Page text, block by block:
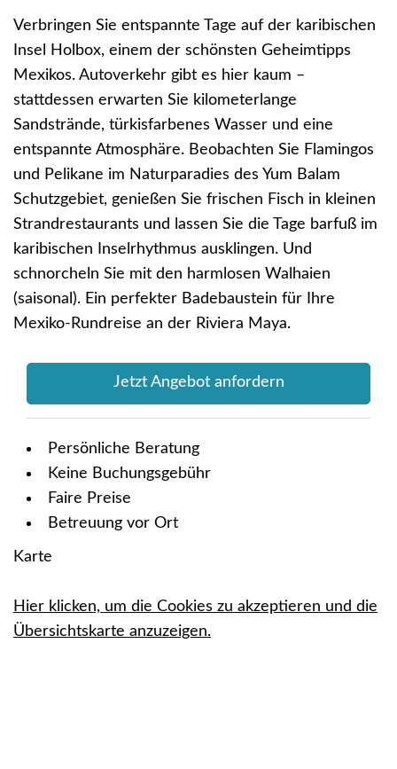
Verbringen Sie entspannte Tage auf der karibischen
Insel Holbox, einem der schönsten Geheimtipps
Mexikos. Autoverkehr gibt es hier kaum –
stattdessen erwarten Sie kilometerlange
Sandstrände, türkisfarbenes Wasser und eine
entspannte Atmosphäre. Beobachten Sie Flamingos
und Pelikane im Naturparadies des Yum Balam
Schutzgebiet, genießen Sie frischen Fisch in kleinen
Strandrestaurants und lassen Sie die Tage barfuß im
karibischen Inselrhythmus ausklingen. Und
schnorcheln Sie mit den harmlosen Walhaien
(saisonal). Ein perfekter Badebaustein für Ihre
Mexiko-Rundreise an der Riviera Maya.
Jetzt Angebot anfordern
Persönliche Beratung
Keine Buchungsgebühr
Faire Preise
Betreuung vor Ort
Karte
Hier klicken, um die Cookies zu akzeptieren und die
Übersichtskarte anzuzeigen.